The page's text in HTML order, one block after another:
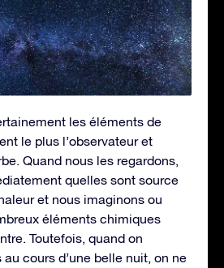
les éléments de
le plus l’observateur et
Quand nous les regardons,
quelles sont source
et nous imaginons ou
éléments chimiques
Toutefois, quand on
cours d’une belle nuit, on ne